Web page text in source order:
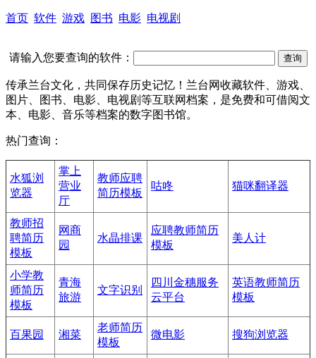
首页 软件 游戏 图书 电影 电视剧
请输入您要查询的软件：
传承兰台文化，共同保存历史记忆！兰台网收藏软件、游戏、
图片、图书、电影、电视剧等互联网档案，是免费和可借阅文
本、电影、音乐等档案的数字图书馆。
热门查询：
水狐浏
览器
掌上
营业
厅
教师应聘
简历模板
咕咚 猫咪翻译器
教师招
聘简历
模板
网商
园
水晶排课
应聘教师简历
模板
美人计
小学教
师简历
模板
青海
旅游
文字识别
四川金穗服务
云平台
英语教师简历
模板
百果园 湘菜
老师简历
模板
微电影 搜狗浏览器